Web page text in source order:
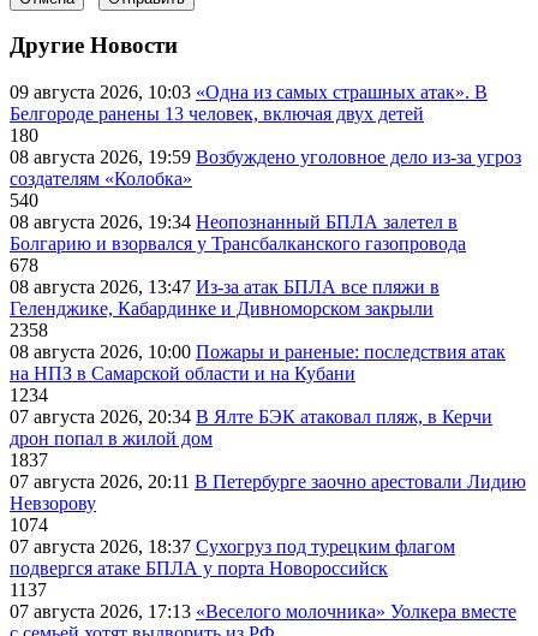
Другие Новости
09 августа 2026, 10:03 «Одна из самых страшных атак». В
Белгороде ранены 13 человек, включая двух детей
180
08 августа 2026, 19:59 Возбуждено уголовное дело из-за угроз
создателям «Колобка»
540
08 августа 2026, 19:34 Неопознанный БПЛА залетел в
Болгарию и взорвался у Трансбалканского газопровода
678
08 августа 2026, 13:47 Из-за атак БПЛА все пляжи в
Геленджике, Кабардинке и Дивноморском закрыли
2358
08 августа 2026, 10:00 Пожары и раненые: последствия атак
на НПЗ в Самарской области и на Кубани
1234
07 августа 2026, 20:34 В Ялте БЭК атаковал пляж, в Керчи
дрон попал в жилой дом
1837
07 августа 2026, 20:11 В Петербурге заочно арестовали Лидию
Невзорову
1074
07 августа 2026, 18:37 Сухогруз под турецким флагом
подвергся атаке БПЛА у порта Новороссийск
1137
07 августа 2026, 17:13 «Веселого молочника» Уолкера вместе